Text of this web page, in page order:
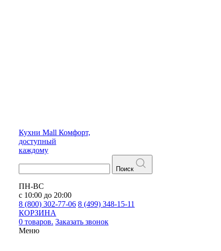
Кухни Mall Комфорт,
доступный
каждому
Поиск
ПН-ВС
с 10:00 до 20:00
8 (800) 302-77-06 8 (499) 348-15-11
КОРЗИНА
0 товаров. Заказать звонок
Меню